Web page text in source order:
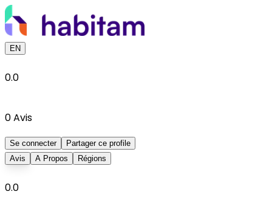
EN
0.0
0Avis
Se connecter
Partager ce profile
Avis
A Propos Régions
0.0